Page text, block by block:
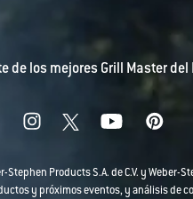
los mejores Grill Master del
Products S.A. de C.V. y Weber-
y próximos eventos, y análisis de